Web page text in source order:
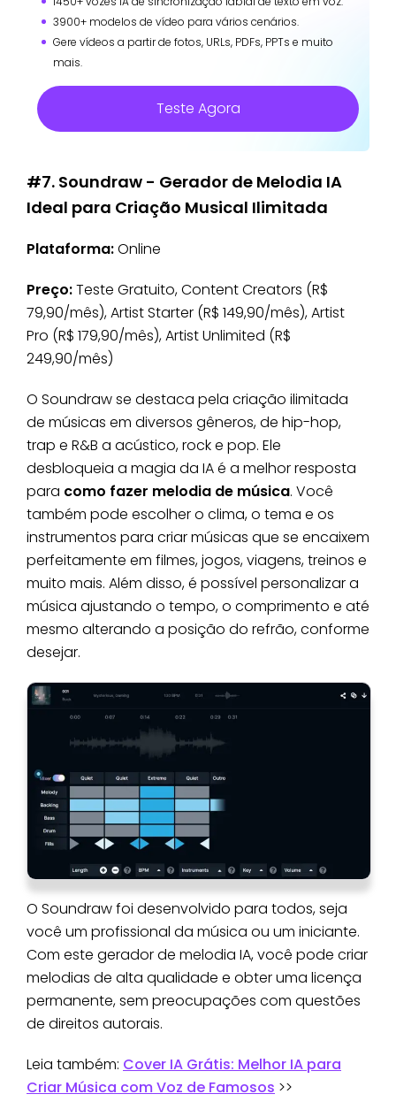
3900+ modelos de vídeo para vários cenários.
Gere vídeos a partir de fotos, URLs, PDFs, PPTs e muito
mais.
Teste Agora
#7. Soundraw - Gerador de Melodia IA
Ideal para Criação Musical Ilimitada
Plataforma:Online
Preço:Teste Gratuito, Content Creators (R$
79,90/mês), Artist Starter (R$ 149,90/mês), Artist
Pro (R$ 179,90/mês), Artist Unlimited (R$
249,90/mês)
O Soundraw se destaca pela criação ilimitada
de músicas em diversos gêneros, de hip-hop,
trap e R&B a acústico, rock e pop. Ele
desbloqueia a magia da IA é a melhor resposta
para como fazer melodia de música. Você
também pode escolher o clima, o tema e os
instrumentos para criar músicas que se encaixem
perfeitamente em filmes, jogos, viagens, treinos e
muito mais. Além disso, é possível personalizar a
música ajustando o tempo, o comprimento e até
mesmo alterando a posição do refrão, conforme
desejar.
O Soundraw foi desenvolvido para todos, seja
você um profissional da música ou um iniciante.
Com este gerador de melodia IA, você pode criar
melodias de alta qualidade e obter uma licença
permanente, sem preocupações com questões
de direitos autorais.
Leia também: Cover IA Grátis: Melhor IA para
Criar Música com Voz de Famosos >>